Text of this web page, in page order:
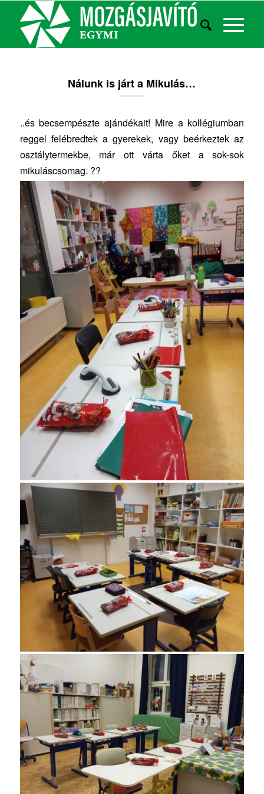
Nálunk is járt a Mikulás…
..és becsempészte ajándékait! Mire a kollégiumban
reggel felébredtek a gyerekek, vagy beérkeztek az
osztálytermekbe, már ott várta őket a sok-sok
mikuláscsomag. ??